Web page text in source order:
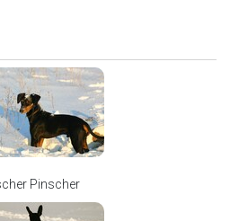
Pinscher